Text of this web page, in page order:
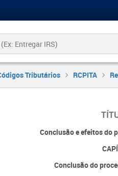
Tributários RCPITA
Conclusão e efeitos do
Conclusão do